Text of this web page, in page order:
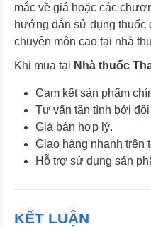
mắc về giá hoặc các
hướng dẫn sử dụng
chuyên môn cao tại nhà
Khi mua tại Nhà thuốc
Cam kết sản phẩm
Tư vấn tận tình bởi
Giá bán hợp lý.
Giao hàng nhanh trên
Hỗ trợ sử dụng sản
KẾT LUẬN